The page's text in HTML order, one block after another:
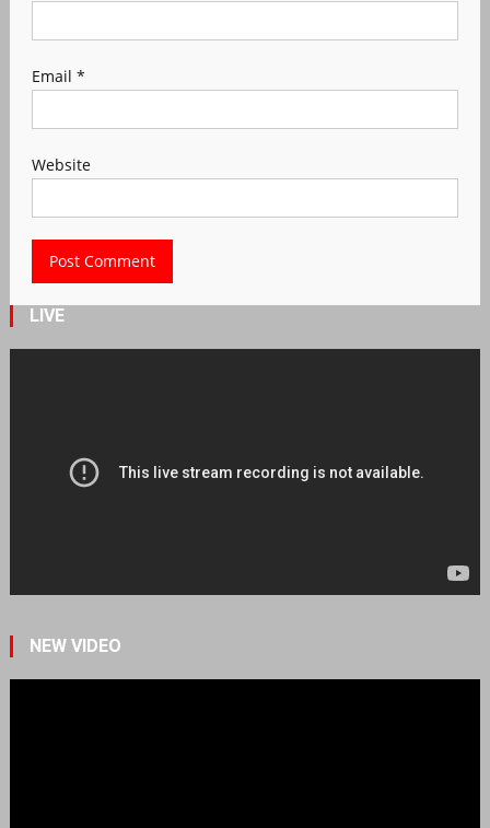
Email *
Website
LIVE
NEW VIDEO